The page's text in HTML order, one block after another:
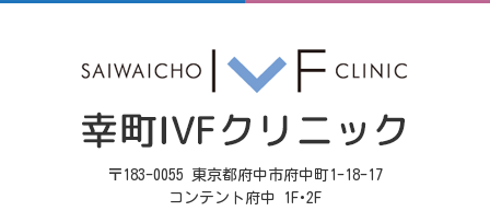
〒183-0055 東京都府中市府中町1-18-17
コンテント府中 1F･2F